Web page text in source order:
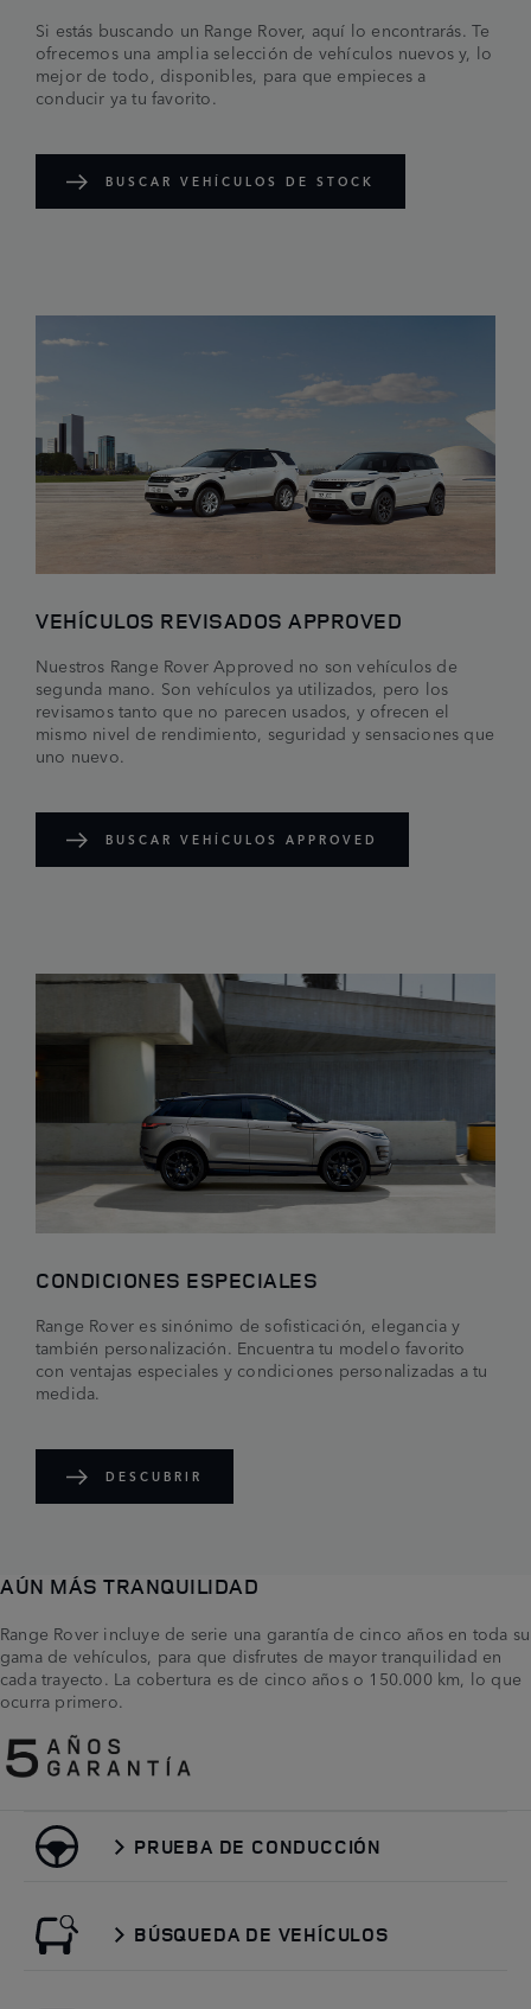
Si estás buscando un Range Rover, aquí lo encontrarás. Te
ofrecemos una amplia selección de vehículos nuevos y, lo
mejor de todo, disponibles, para que empieces a
conducir ya tu favorito.
BUSCAR VEHÍCULOS DE STOCK
VEHÍCULOS REVISADOS APPROVED
Nuestros Range Rover Approved no son vehículos de
segunda mano. Son vehículos ya utilizados, pero los
revisamos tanto que no parecen usados, y ofrecen el
mismo nivel de rendimiento, seguridad y sensaciones que
uno nuevo.
BUSCAR VEHÍCULOS APPROVED
CONDICIONES ESPECIALES
Range Rover es sinónimo de sofisticación, elegancia y
también personalización. Encuentra tu modelo favorito
con ventajas especiales y condiciones personalizadas a tu
medida.
DESCUBRIR
AÚN MÁS TRANQUILIDAD
Range Rover incluye de serie una garantía de cinco años en toda su
gama de vehículos, para que disfrutes de mayor tranquilidad en
cada trayecto. La cobertura es de cinco años o 150.000 km, lo que
ocurra primero.
PRUEBA DE CONDUCCIÓN
BÚSQUEDA DE VEHÍCULOS